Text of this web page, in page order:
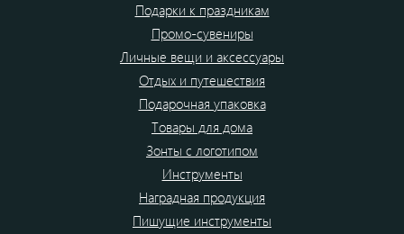
Подарки к праздникам
Промо-сувениры
Личные вещи и аксессуары
Отдых и путешествия
Подарочная упаковка
Товары для дома
Зонты с логотипом
Инструменты
Наградная продукция
Пишущие инструменты